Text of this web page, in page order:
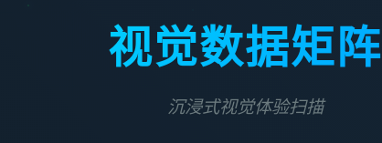
视觉数据矩阵
沉浸式视觉体验扫描